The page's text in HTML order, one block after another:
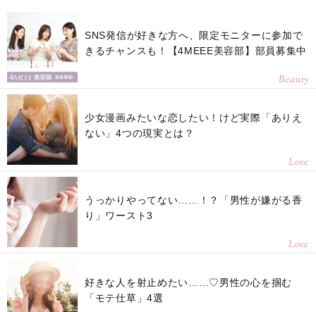
SNS発信が好きな方へ、限定モニターに参加で
きるチャンスも！【4MEEE美容部】部員募集中
Beauty
少女漫画みたいな恋したい！けど実際「ありえ
ない」4つの現実とは？
Love
うっかりやってない……！？「男性が嫌がる香
り」ワースト3
Love
好きな人を射止めたい……♡男性の心を掴む
「モテ仕草」4選